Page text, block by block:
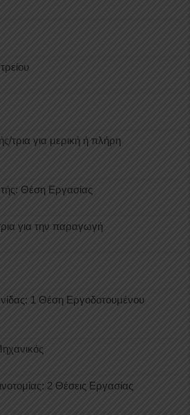
τρια για μερική ή πλήρη
Θέση Εργασίας
για την παραγωγή
1 Θέση Eργοδοτουμένου
2 Θέσεις Εργασίας